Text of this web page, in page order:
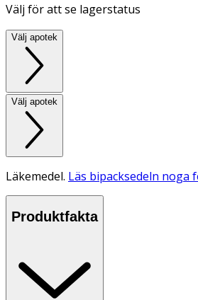
Välj för att se lagerstatus
Välj apotek
Välj apotek
Läkemedel. Läs bipacksedeln noga
Produktfakta